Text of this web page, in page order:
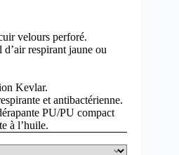
velours perforé.
respirant jaune ou
Kevlar.
et antibactérienne.
PU/PU compact
à l’huile.